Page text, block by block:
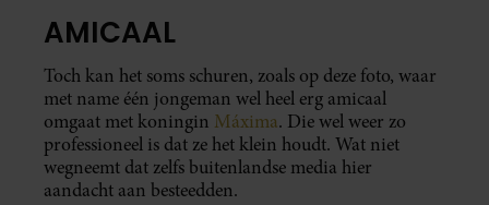
AMICAAL
Toch kan het soms schuren, zoals op deze foto, waar
met name één jongeman wel heel erg amicaal
omgaat met koningin Máxima. Die wel weer zo
professioneel is dat ze het klein houdt. Wat niet
wegneemt dat zelfs buitenlandse media hier
aandacht aan besteedden.